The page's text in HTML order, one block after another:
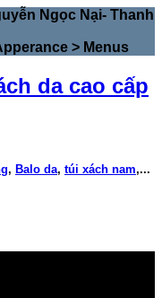
Ngọc Nại- Thanh
> Menus
, Balo da, túi xách nam,...